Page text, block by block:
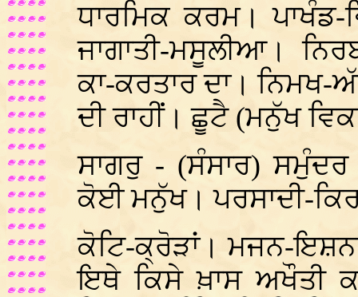
ਧਾਰਮਿਕ ਕਰਮ।
ਜਾਗਾਤੀ-ਮਸੂਲੀਆ।
ਕਾ-ਕਰਤਾਰ ਦਾ। ਨਿਮਖ-
ਦੀ ਰਾਹੀਂ। ਛੂਟੈ (ਮਨੁੱਖ
ਸਾਗਰੁ - (ਸੰਸਾਰ)
ਕੋਈ ਮਨੁੱਖ। ਪਰਸਾਦੀ-
ਕੋਟਿ-ਕ੍ਰੋੜਾਂ। ਮਜਨ-
ਇਥੇ ਕਿਸੇ ਖ਼ਾਸ ਅਖੌਤੀ